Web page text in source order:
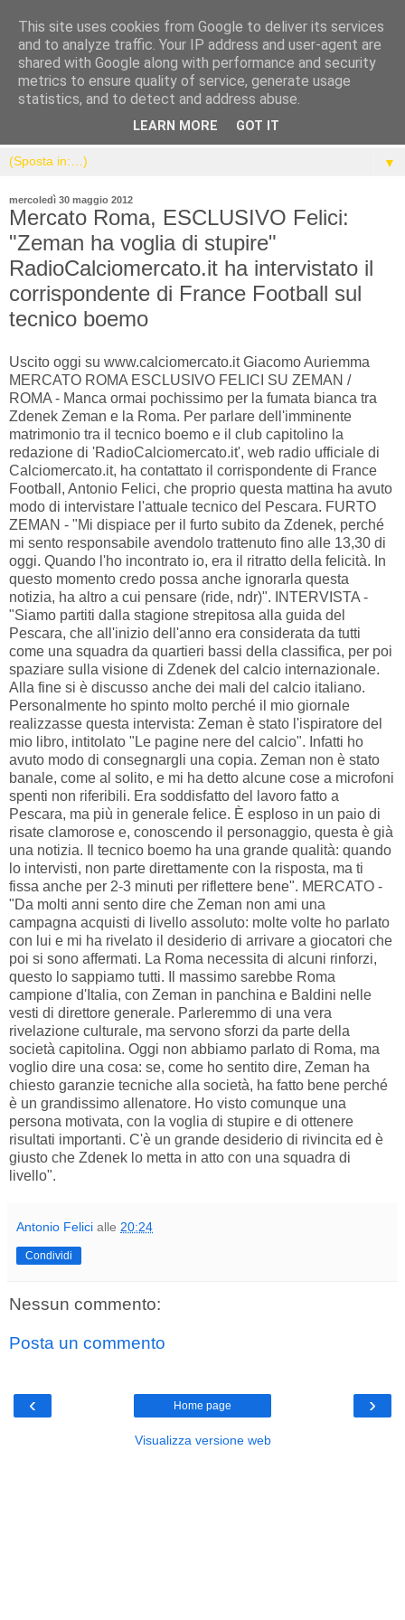
▼
mercoledì 30 maggio 2012
Mercato Roma, ESCLUSIVO Felici:
"Zeman ha voglia di stupire"
RadioCalciomercato.it ha intervistato il
corrispondente di France Football sul
tecnico boemo
Uscito oggi su www.calciomercato.it Giacomo Auriemma
MERCATO ROMA ESCLUSIVO FELICI SU ZEMAN /
ROMA - Manca ormai pochissimo per la fumata bianca tra
Zdenek Zeman e la Roma. Per parlare dell'imminente
matrimonio tra il tecnico boemo e il club capitolino la
redazione di 'RadioCalciomercato.it', web radio ufficiale di
Calciomercato.it, ha contattato il corrispondente di France
Football, Antonio Felici, che proprio questa mattina ha avuto
modo di intervistare l'attuale tecnico del Pescara. FURTO
ZEMAN - "Mi dispiace per il furto subito da Zdenek, perché
mi sento responsabile avendolo trattenuto fino alle 13,30 di
oggi. Quando l'ho incontrato io, era il ritratto della felicità. In
questo momento credo possa anche ignorarla questa
notizia, ha altro a cui pensare (ride, ndr)". INTERVISTA -
"Siamo partiti dalla stagione strepitosa alla guida del
Pescara, che all'inizio dell'anno era considerata da tutti
come una squadra da quartieri bassi della classifica, per poi
spaziare sulla visione di Zdenek del calcio internazionale.
Alla fine si è discusso anche dei mali del calcio italiano.
Personalmente ho spinto molto perché il mio giornale
realizzasse questa intervista: Zeman è stato l'ispiratore del
mio libro, intitolato "Le pagine nere del calcio". Infatti ho
avuto modo di consegnargli una copia. Zeman non è stato
banale, come al solito, e mi ha detto alcune cose a microfoni
spenti non riferibili. Era soddisfatto del lavoro fatto a
Pescara, ma più in generale felice. È esploso in un paio di
risate clamorose e, conoscendo il personaggio, questa è già
una notizia. Il tecnico boemo ha una grande qualità: quando
lo intervisti, non parte direttamente con la risposta, ma ti
fissa anche per 2-3 minuti per riflettere bene". MERCATO -
"Da molti anni sento dire che Zeman non ami una
campagna acquisti di livello assoluto: molte volte ho parlato
con lui e mi ha rivelato il desiderio di arrivare a giocatori che
poi si sono affermati. La Roma necessita di alcuni rinforzi,
questo lo sappiamo tutti. Il massimo sarebbe Roma
campione d'Italia, con Zeman in panchina e Baldini nelle
vesti di direttore generale. Parleremmo di una vera
rivelazione culturale, ma servono sforzi da parte della
società capitolina. Oggi non abbiamo parlato di Roma, ma
voglio dire una cosa: se, come ho sentito dire, Zeman ha
chiesto garanzie tecniche alla società, ha fatto bene perché
è un grandissimo allenatore. Ho visto comunque una
persona motivata, con la voglia di stupire e di ottenere
risultati importanti. C'è un grande desiderio di rivincita ed è
giusto che Zdenek lo metta in atto con una squadra di
livello".
Antonio Felici alle 20:24
Condividi
Nessun commento:
Posta un commento
‹ ›
Home page
Visualizza versione web
This site uses cookies from Google to deliver its services
and to analyze traffic. Your IP address and user-agent are
shared with Google along with performance and security
metrics to ensure quality of service, generate usage
statistics, and to detect and address abuse.
LEARN MORE GOT IT